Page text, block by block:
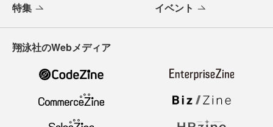
特集 イベント
翔泳社のWebメディア